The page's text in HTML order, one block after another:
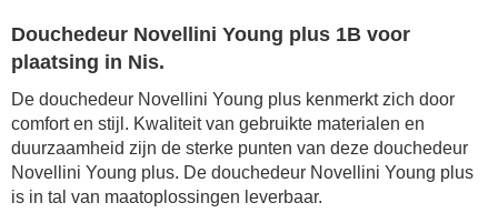
Douchedeur Novellini Young plus 1B voor
plaatsing in Nis.
De douchedeur Novellini Young plus kenmerkt zich door
comfort en stijl. Kwaliteit van gebruikte materialen en
duurzaamheid zijn de sterke punten van deze douchedeur
Novellini Young plus. De douchedeur Novellini Young plus
is in tal van maatoplossingen leverbaar.